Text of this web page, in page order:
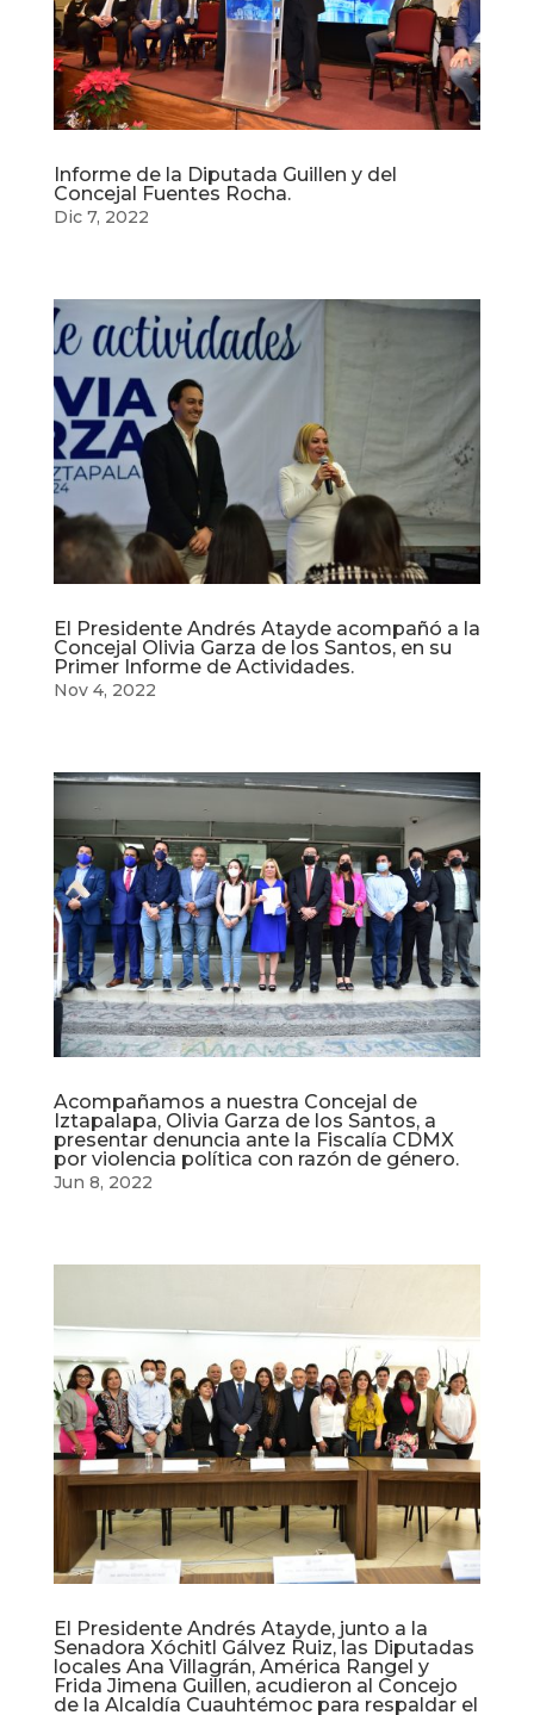
Informe de la Diputada Guillen y del
Concejal Fuentes Rocha.
Dic 7, 2022
El Presidente Andrés Atayde acompañó a la
Concejal Olivia Garza de los Santos, en su
Primer Informe de Actividades.
Nov 4, 2022
Acompañamos a nuestra Concejal de
Iztapalapa, Olivia Garza de los Santos, a
presentar denuncia ante la Fiscalía CDMX
por violencia política con razón de género.
Jun 8, 2022
El Presidente Andrés Atayde, junto a la
Senadora Xóchitl Gálvez Ruiz, las Diputadas
locales Ana Villagrán, América Rangel y
Frida Jimena Guillen, acudieron al Concejo
de la Alcaldía Cuauhtémoc para respaldar el